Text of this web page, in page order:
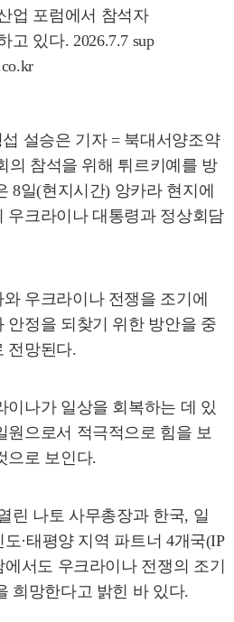
업 포럼에서 참석자
고 있다. 2026.7.7 sup
설승은 기자 = 북대서양조약
의 참석을 위해 튀르키예를 방
8일(현지시간) 앙카라 현지에
우크라이나 대통령과 정상회담
우크라이나 전쟁을 조기에
안정을 되찾기 위한 방안을 중
전망된다.
이나가 일상을 회복하는 데 있
원으로서 적극적으로 힘을 보
으로 보인다.
린 나토 사무총장과 한국, 일
·태평양 지역 파트너 4개국(IP
서도 우크라이나 전쟁의 조기
희망한다고 밝힌 바 있다.